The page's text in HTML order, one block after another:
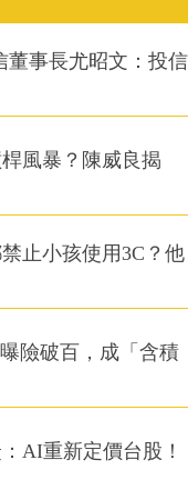
董事長尤昭文：投信
風暴？陳威良揭
止小孩使用3C？他
險破百，成「含積
AI重新定價台股！